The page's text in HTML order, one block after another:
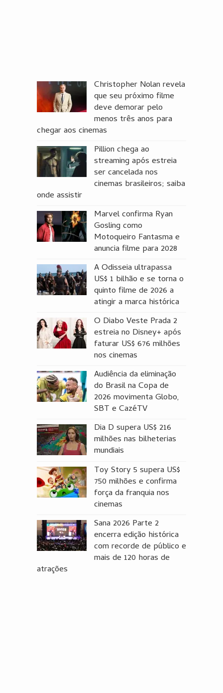
Christopher Nolan revela
que seu próximo filme
deve demorar pelo
menos três anos para
chegar aos cinemas
Pillion chega ao
streaming após estreia
ser cancelada nos
cinemas brasileiros; saiba
onde assistir
Marvel confirma Ryan
Gosling como
Motoqueiro Fantasma e
anuncia filme para 2028
A Odisseia ultrapassa
US$ 1 bilhão e se torna o
quinto filme de 2026 a
atingir a marca histórica
O Diabo Veste Prada 2
estreia no Disney+ após
faturar US$ 676 milhões
nos cinemas
Audiência da eliminação
do Brasil na Copa de
2026 movimenta Globo,
SBT e CazéTV
Dia D supera US$ 216
milhões nas bilheterias
mundiais
Toy Story 5 supera US$
750 milhões e confirma
força da franquia nos
cinemas
Sana 2026 Parte 2
encerra edição histórica
com recorde de público e
mais de 120 horas de
atrações